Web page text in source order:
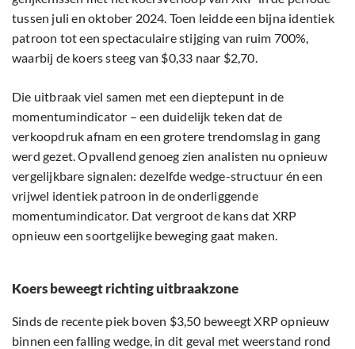
tussen juli en oktober 2024. Toen leidde een bijna identiek
patroon tot een spectaculaire stijging van ruim 700%,
waarbij de koers steeg van $0,33 naar $2,70.
Die uitbraak viel samen met een dieptepunt in de
momentumindicator – een duidelijk teken dat de
verkoopdruk afnam en een grotere trendomslag in gang
werd gezet. Opvallend genoeg zien analisten nu opnieuw
vergelijkbare signalen: dezelfde wedge-structuur én een
vrijwel identiek patroon in de onderliggende
momentumindicator. Dat vergroot de kans dat XRP
opnieuw een soortgelijke beweging gaat maken.
Koers beweegt richting uitbraakzone
Sinds de recente piek boven $3,50 beweegt XRP opnieuw
binnen een falling wedge, in dit geval met weerstand rond